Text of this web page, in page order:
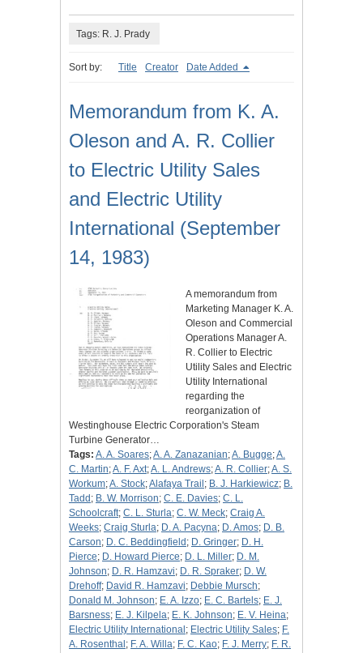
Tags: R. J. Prady
Sort by: Title Creator Date Added
Memorandum from K. A.
Oleson and A. R. Collier
to Electric Utility Sales
and Electric Utility
International (September
14, 1983)
A memorandum from
Marketing Manager K. A.
Oleson and Commercial
Operations Manager A.
R. Collier to Electric
Utility Sales and Electric
Utility International
regarding the
reorganization of
Westinghouse Electric Corporation's Steam
Turbine Generator…
Tags: A. A. Soares;A. A. Zanazanian;A. Bugge;A.
C. Martin;A. F. Axt;A. L. Andrews;A. R. Collier;A. S.
Workum;A. Stock;Alafaya Trail ; B. J. Harkiewicz; B.
Tadd ; B. W. Morrison; C. E. Davies; C. L.
Schoolcraft; C. L. Sturla; C. W. Meck; Craig A.
Weeks; Craig Sturla; D. A. Pacyna; D. Amos; D. B.
Carson; D. C. Beddingfield ; D. Gringer; D. H.
Pierce; D. Howard Pierce; D. L. Miller; D. M.
Johnson; D. R. Hamzavi; D. R. Spraker; D. W.
Drehoff; David R. Hamzavi; Debbie Mursch;
Donald M. Johnson; E. A. Izzo; E. C. Bartels; E. J.
Barsness; E. J. Kilpela; E. K. Johnson; E. V. Heina;
Electric Utility International ; Electric Utility Sales; F.
A. Rosenthal ; F. A. Willa; F. C. Kao; F. J. Merry; F. R.